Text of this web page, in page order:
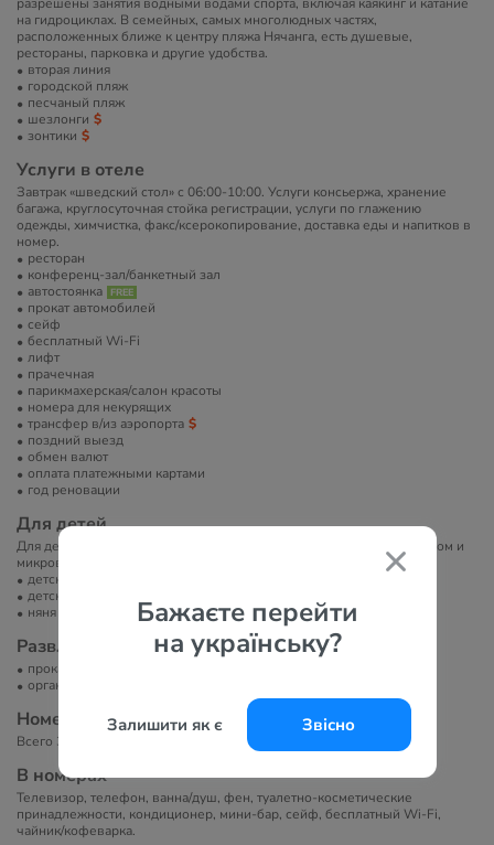
Бажаєте перейти
на українську?
Залишити як є Звісно
на гидроциклах. В семейных, самых многолюдных частях,
расположенных ближе к центру пляжа Нячанга, есть душевые,
рестораны, парковка и другие удобства.
вторая линия
городской пляж
песчаный пляж
шезлонги
зонтики
Услуги в отеле
Завтрак «шведский стол» с 06:00-10:00. Услуги консьержа, хранение
багажа, круглосуточная стойка регистрации, услуги по глажению
одежды, химчистка, факс/ксерокопирование, доставка еды и напитков в
номер.
ресторан
конференц-зал/банкетный зал
автостоянка
прокат автомобилей
сейф
бесплатный Wi-Fi
лифт
прачечная
парикмахерская/салон красоты
номера для некурящих
трансфер в/из аэропорта
поздний выезд
обмен валют
оплата платежными картами
год реновации
Для детей
Для детей в основном ресторане можно воспользоваться блендером и
микроволновой печью.
детские стульчики в ресторане
детская кроватка
няня
Развлечение и спорт
прокат велосипедов
организация экскурсий
Номера
Всего 34 номера.
В номерах
Телевизор, телефон, ванна/душ, фен, туалетно-косметические
принадлежности, кондиционер, мини-бар, сейф, бесплатный Wi-Fi,
чайник/кофеварка.